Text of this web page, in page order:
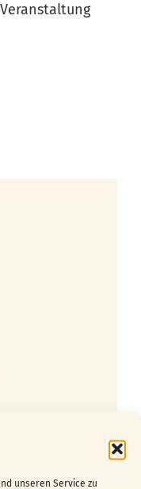
unseren Service zu